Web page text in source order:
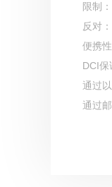
限制
反对
便携
DCI
通过
通过